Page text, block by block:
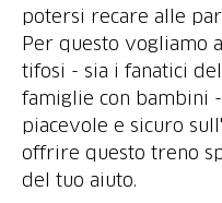
potersi recare alle
Per questo vogliamo
tifosi - sia i fanatici
famiglie con bambini
piacevole e sicuro
offrire questo treno
del tuo aiuto.